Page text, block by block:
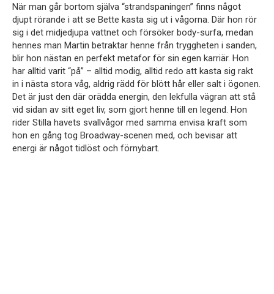
När man går bortom själva “strandspaningen” finns något
djupt rörande i att se Bette kasta sig ut i vågorna. Där hon rör
sig i det midjedjupa vattnet och försöker body-surfa, medan
hennes man Martin betraktar henne från tryggheten i sanden,
blir hon nästan en perfekt metafor för sin egen karriär. Hon
har alltid varit “på” – alltid modig, alltid redo att kasta sig rakt
in i nästa stora våg, aldrig rädd för blött hår eller salt i ögonen.
Det är just den där orädda energin, den lekfulla vägran att stå
vid sidan av sitt eget liv, som gjort henne till en legend. Hon
rider Stilla havets svallvågor med samma envisa kraft som
hon en gång tog Broadway-scenen med, och bevisar att
energi är något tidlöst och förnybart.